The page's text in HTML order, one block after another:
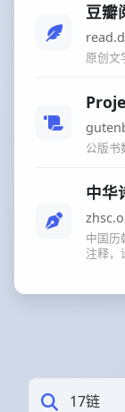
豆瓣
原创文
公版书
中华
中国历
注释，
17链